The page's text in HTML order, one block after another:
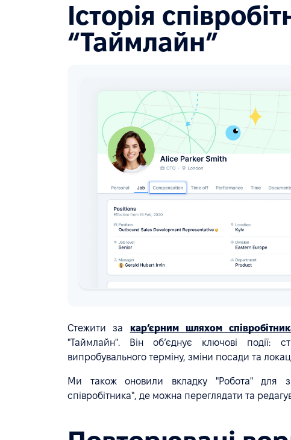
Історія
“Таймлайн”
Стежити за кар’єрним шляхом
"Таймлайн". Він об’єднує ключові події:
випробувального терміну, зміни посади та
Ми також оновили вкладку "Робота" для
співробітника", де можна переглядати та